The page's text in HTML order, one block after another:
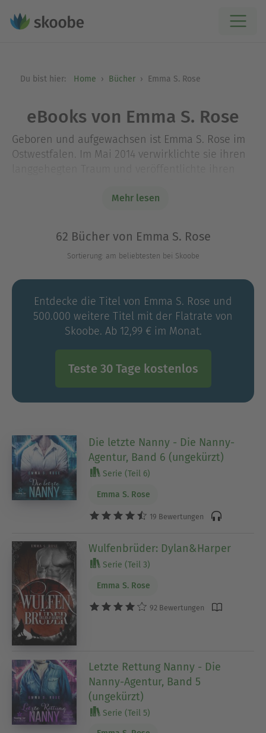
Du bist hier: Home Bücher Emma S. Rose
eBooks von Emma S. Rose
Geboren und aufgewachsen ist Emma S. Rose im
Ostwestfalen. Im Mai 2014 verwirklichte sie ihren
mittlerweile aber ist sie hauptberuflich Autorin.
Liebe und Drama spielen in ihren Büchern eine
große Rolle, doch am Ende gibt es immer ein
Emma lebt mit ihrer Familie in der Nähe von
Paderborn, wo sie jeden Tag aufs Neue in ihren
Geschichten versinkt.
Mehr lesen
62 Bücher von Emma S. Rose
Sortierung: am beliebtesten bei Skoobe
Entdecke die Titel von Emma S. Rose und
500.000 weitere Titel mit der Flatrate von
Skoobe. Ab 12,99 € im Monat.
Teste 30 Tage kostenlos
Die letzte Nanny - Die Nanny-
Agentur, Band 6 (ungekürzt)
Serie (Teil 6)
Emma S. Rose
19 Bewertungen
Wulfenbrüder: Dylan&Harper
Serie (Teil 3)
Emma S. Rose
92 Bewertungen
Letzte Rettung Nanny - Die
Nanny-Agentur, Band 5
(ungekürzt)
Serie (Teil 5)